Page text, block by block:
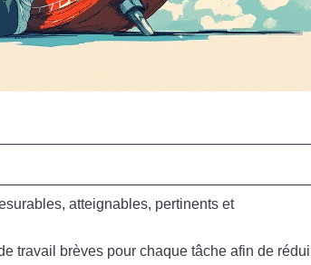
atteignables, pertinents et
travail brèves pour chaque tâche afin de